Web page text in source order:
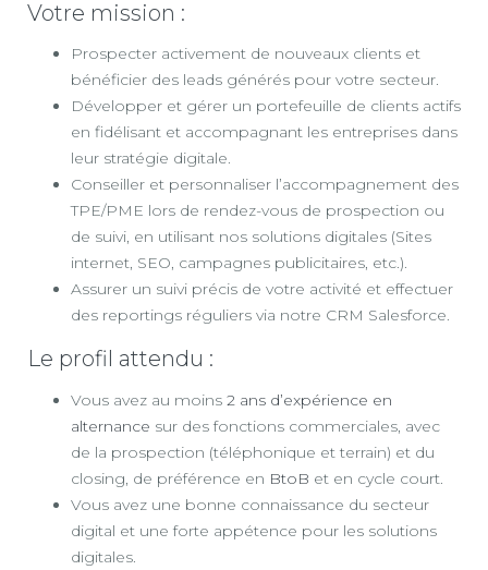
Votre mission :
Prospecter activement de nouveaux clients et
bénéficier des leads générés pour votre secteur.
Développer et gérer un portefeuille de clients actifs
en fidélisant et accompagnant les entreprises dans
leur stratégie digitale.
Conseiller et personnaliser l’accompagnement des
TPE/PME lors de rendez-vous de prospection ou
de suivi, en utilisant nos solutions digitales (Sites
internet, SEO, campagnes publicitaires, etc.).
Assurer un suivi précis de votre activité et effectuer
des reportings réguliers via notre CRM Salesforce.
Le profil attendu :
Vous avez au moins 2 ans d’expérience en
alternance sur des fonctions commerciales, avec
de la prospection (téléphonique et terrain) et du
closing, de préférence en BtoB et en cycle court.
Vous avez une bonne connaissance du secteur
digital et une forte appétence pour les solutions
digitales.